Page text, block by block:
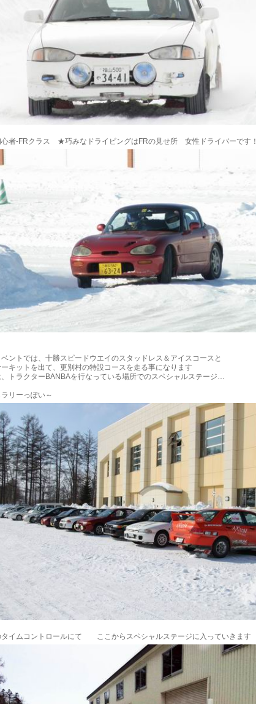
心者-FRクラス ★巧みなドライビングはFRの見せ所 女性ドライバーです！
ントでは、十勝スピードウエイのスタッドレス＆アイスコースと
キットを出て、更別村の特設コースを走る事になります
トラクターBANBAを行なっている場所でのスペシャルステージ…
リーっぽい～
タイムコントロールにて ここからスペシャルステージに入っていきます